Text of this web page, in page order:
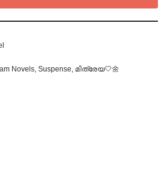
Novels Suspense മിത്രേയ🤍🌼